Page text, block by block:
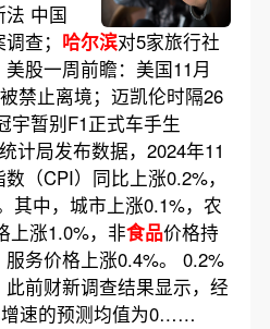
法 中国
查； 哈尔滨对5家旅行社
股一周前瞻：美国11月
禁止离境；迈凯伦时隔26
宇暂别F1正式车手生
局发布数据，2024年11
（CPI）同比上涨0.2%，
其中，城市上涨0.1%，农
上涨1.0%，非食品价格持
务价格上涨0.4%。 0.2%
前财新调查结果显示，经
增速的预测均值为0……